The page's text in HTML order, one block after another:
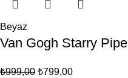
Beyaz
Van Gogh Starry Pipe
₺999,00 ₺799,00